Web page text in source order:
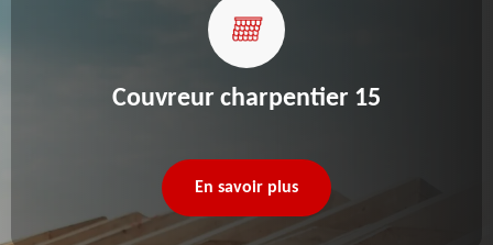
Couvreur charpentier 15
En savoir plus